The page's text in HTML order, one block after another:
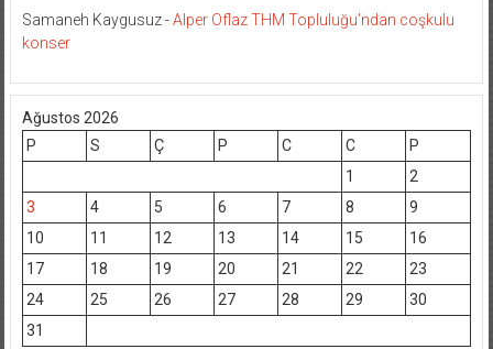
Samaneh Kaygusuz-Alper Oflaz THM Topluluğu’ndan coşkulu
konser
Ağustos 2026
P
S Ç P C C
P
1
2
3
4 5 6 7 8
9
10
11 12 13 14 15
16
17
18 19 20 21 22
23
24
25 26 27 28 29
30
31